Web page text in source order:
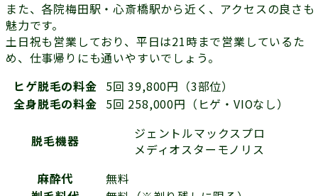
また、各院梅田駅・心斎橋駅から近く、アクセスの良さも
魅力です。
土日祝も営業しており、平日は21時まで営業しているた
め、仕事帰りにも通いやすいでしょう。
ヒゲ脱毛の料金
5回 39,800円（3部位）
全身脱毛の料金
5回 258,000円（ヒゲ・VIOなし）
脱毛機器
ジェントルマックスプロ
メディオスターモノリス
麻酔代
無料